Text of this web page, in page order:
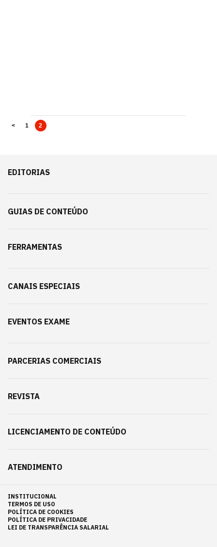
< 1 2
EDITORIAS
GUIAS DE CONTEÚDO
FERRAMENTAS
CANAIS ESPECIAIS
EVENTOS EXAME
PARCERIAS COMERCIAIS
REVISTA
LICENCIAMENTO DE CONTEÚDO
ATENDIMENTO
INSTITUCIONAL
TERMOS DE USO
POLÍTICA DE COOKIES
POLÍTICA DE PRIVACIDADE
LEI DE TRANSPARÊNCIA SALARIAL